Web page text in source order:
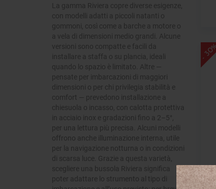
La gamma Riviera copre diverse esigenze,
con modelli adatti a piccoli natanti o
gommoni, così come a barche a motore o
a vela di dimensioni medio grandi. Alcune
versioni sono compatte e facili da
installare a staffa o su plancia, ideali
quando lo spazio è limitato. Altre —
pensate per imbarcazioni di maggiori
dimensioni o per chi privilegia stabilità e
comfort — prevedono installazione a
chiesuola o incasso, con calotta protettiva
in acciaio inox e gradazioni fino a 2–5°,
per una lettura più precisa. Alcuni modelli
offrono anche illuminazione interna, utile
per la navigazione notturna o in condizioni
di scarsa luce. Grazie a questa varietà,
scegliere una bussola Riviera significa
poter adattare lo strumento al tipo di
-